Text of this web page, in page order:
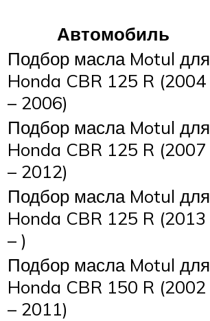
Автомобиль
Подбор масла Motul для
Honda CBR 125 R (2004
– 2006)
Подбор масла Motul для
Honda CBR 125 R (2007
– 2012)
Подбор масла Motul для
Honda CBR 125 R (2013
– )
Подбор масла Motul для
Honda CBR 150 R (2002
– 2011)